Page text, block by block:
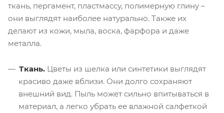
ткань, пергамент, пластмассу, полимерную глину –
они выглядят наиболее натурально. Также их
делают из кожи, мыла, воска, фарфора и даже
металла.
Ткань. Цветы из шелка или синтетики выглядят
красиво даже вблизи. Они долго сохраняют
внешний вид. Пыль может сильно впитываться в
материал, а легко убрать ее влажной салфеткой